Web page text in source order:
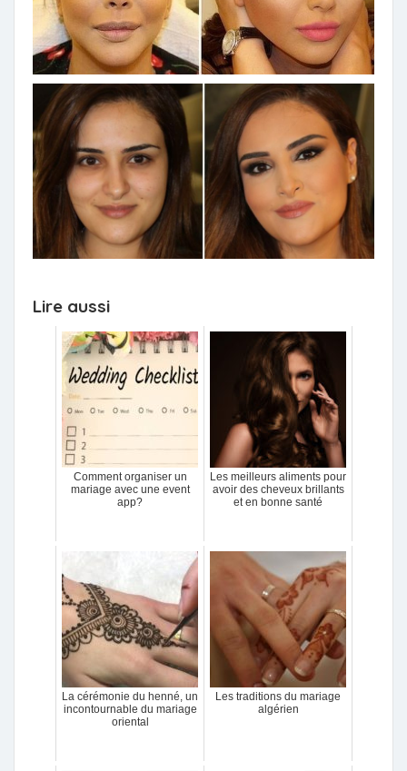
Lire aussi
Comment organiser un
mariage avec une event
app?
Les meilleurs aliments pour
avoir des cheveux brillants
et en bonne santé
La cérémonie du henné, un
incontournable du mariage
oriental
Les traditions du mariage
algérien